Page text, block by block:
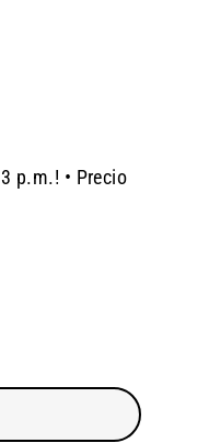
p.m.! • Precio